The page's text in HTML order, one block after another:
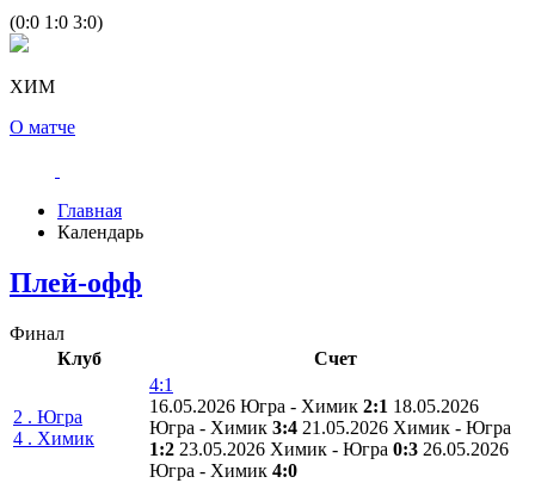
(0:0 1:0 3:0)
ХИМ
О матче
Главная
Календарь
Плей-офф
Финал
Клуб
Счет
2 . Югра
4 . Химик
4:1
16.05.2026 Югра - Химик 2:1 18.05.2026
Югра - Химик 3:4 21.05.2026 Химик - Югра
1:2 23.05.2026 Химик - Югра 0:3 26.05.2026
Югра - Химик 4:0